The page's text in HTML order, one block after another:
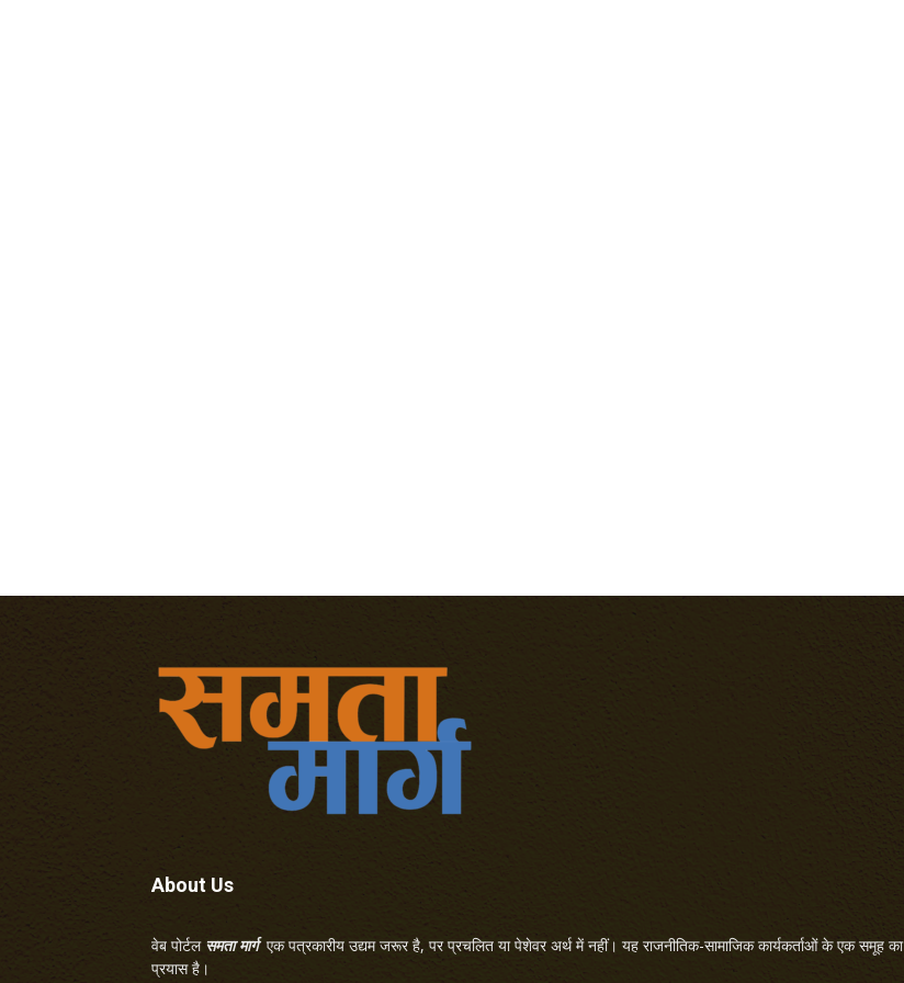
About Us
वेब पोर्टल समता मार्गएक पत्रकारीय उद्यम जरूर है, पर प्रचलित या पेशेवर अर्थ में नहीं। यह राजनीतिक-सामाजिक कार्यकर्ताओं के एक समूह का
प्रयास है।